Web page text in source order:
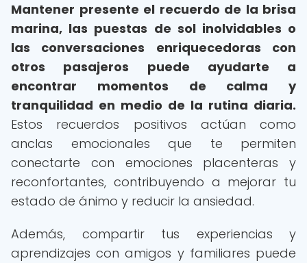
Mantener presente el recuerdo de la brisa
marina, las puestas de sol inolvidables o
las conversaciones enriquecedoras con
otros pasajeros puede ayudarte a
encontrar momentos de calma y
tranquilidad en medio de la rutina diaria.
Estos recuerdos positivos actúan como
anclas emocionales que te permiten
conectarte con emociones placenteras y
reconfortantes, contribuyendo a mejorar tu
estado de ánimo y reducir la ansiedad.
Además, compartir tus experiencias y
aprendizajes con amigos y familiares puede